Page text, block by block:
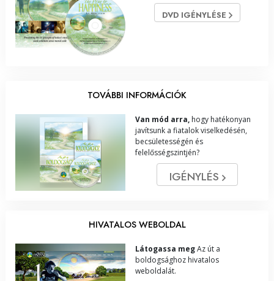
DVD IGÉNYLÉSE
TOVÁBBI INFORMÁCIÓK
Van mód arra, hogy hatékonyan
javítsunk a fiatalok viselkedésén,
becsületességén és
felelősségszintjén?
IGÉNYLÉS
HIVATALOS WEBOLDAL
Látogassa megAz út a
boldogsághoz hivatalos
weboldalát.